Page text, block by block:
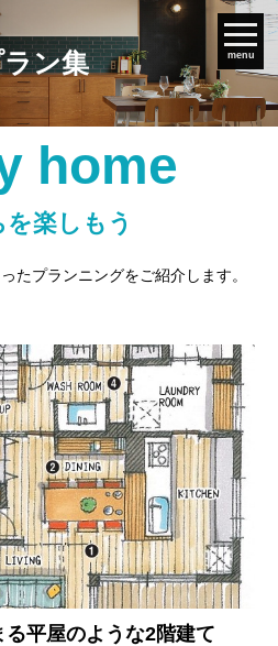
menu
ン集
home
楽しもう
たプランニングをご紹介します。
る平屋のような2階建て